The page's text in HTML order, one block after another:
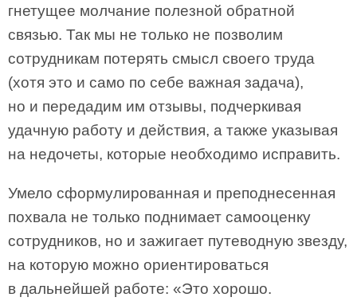
гнетущее молчание полезной обратной
связью. Так мы не только не позволим
сотрудникам потерять смысл своего труда
(хотя это и само по себе важная задача),
но и передадим им отзывы, подчеркивая
удачную работу и действия, а также указывая
на недочеты, которые необходимо исправить.
Умело сформулированная и преподнесенная
похвала не только поднимает самооценку
сотрудников, но и зажигает путеводную звезду,
на которую можно ориентироваться
в дальнейшей работе: «Это хорошо.